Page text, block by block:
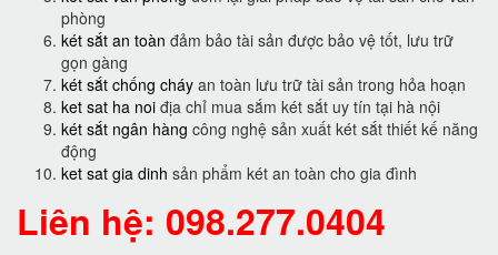
phòng
két sắt an toàn đảm bảo tài sản được bảo vệ tốt, lưu trữ
gọn gàng
két sắt chống cháy an toàn lưu trữ tài sản trong hỏa hoạn
ket sat ha noi địa chỉ mua sắm két sắt uy tín tại hà nội
két sắt ngân hàng công nghệ sản xuất két sắt thiết kế năng
động
ket sat gia dinh sản phẩm két an toàn cho gia đình
Liên hệ: 098.277.0404